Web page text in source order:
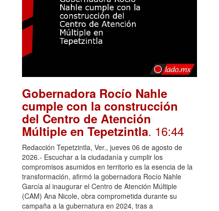
Gobernadora Rocío Nahle
cumple con la construcción
del Centro de Atención
Múltiple en Tepetzintla. 16:44
Redacción Tepetzintla, Ver., jueves 06 de agosto de
2026.- Escuchar a la ciudadanía y cumplir los
compromisos asumidos en territorio es la esencia de la
transformación, afirmó la gobernadora Rocío Nahle
García al inaugurar el Centro de Atención Múltiple
(CAM) Ana Nicole, obra comprometida durante su
campaña a la gubernatura en 2024, tras a